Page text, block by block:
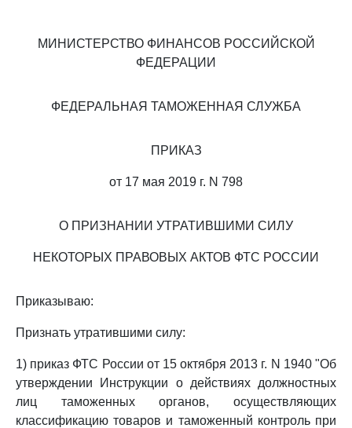
МИНИСТЕРСТВО ФИНАНСОВ РОССИЙСКОЙ
ФЕДЕРАЦИИ
ФЕДЕРАЛЬНАЯ ТАМОЖЕННАЯ СЛУЖБА
ПРИКАЗ
от 17 мая 2019 г. N 798
О ПРИЗНАНИИ УТРАТИВШИМИ СИЛУ
НЕКОТОРЫХ ПРАВОВЫХ АКТОВ ФТС РОССИИ
Приказываю:
Признать утратившими силу:
1) приказ ФТС России от 15 октября 2013 г. N 1940 "Об
утверждении Инструкции о действиях должностных
лиц таможенных органов, осуществляющих
классификацию товаров и таможенный контроль при